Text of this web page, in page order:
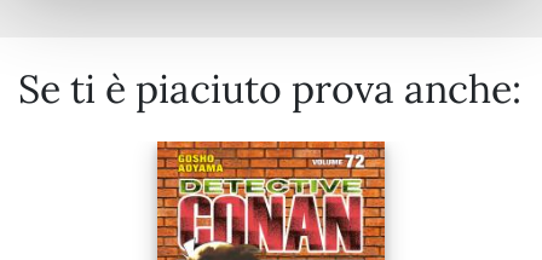
Se ti è piaciuto prova anche: